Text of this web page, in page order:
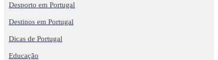
Desporto em Portugal
Destinos em Portugal
Dicas de Portugal
Educação